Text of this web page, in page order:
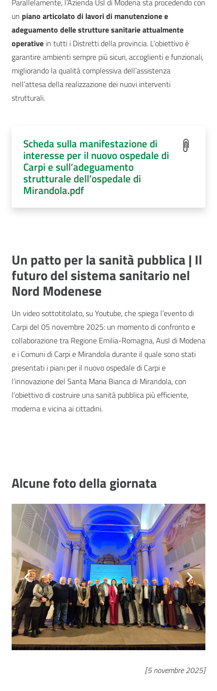
Parallelamente, l’Azienda Usl di Modena sta procedendo con
un piano articolato di lavori di manutenzione e
adeguamento delle strutture sanitarie attualmente
operative in tutti i Distretti della provincia. L’obiettivo è
garantire ambienti sempre più sicuri, accoglienti e funzionali,
migliorando la qualità complessiva dell’assistenza
nell’attesa della realizzazione dei nuovi interventi
strutturali.
Scheda sulla manifestazione di
interesse per il nuovo ospedale di
Carpi e sull’adeguamento
strutturale dell’ospedale di
Mirandola.pdf
Un patto per la sanità pubblica | Il
futuro del sistema sanitario nel
Nord Modenese
Un video sottotitolato, su Youtube, che spiega l’evento di
Carpi del 05 novembre 2025: un momento di confronto e
collaborazione tra Regione Emilia-Romagna, Ausl di Modena
e i Comuni di Carpi e Mirandola durante il quale sono stati
presentati i piani per il nuovo ospedale di Carpi e
l’innovazione del Santa Maria Bianca di Mirandola, con
l’obiettivo di costruire una sanità pubblica più efficiente,
moderna e vicina ai cittadini.
Alcune foto della giornata
[5 novembre 2025]